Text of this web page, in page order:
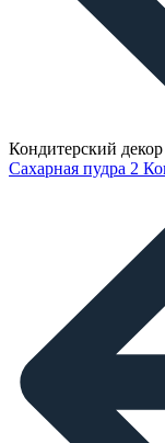
Кондитерский декор
Сахарная пудра 2